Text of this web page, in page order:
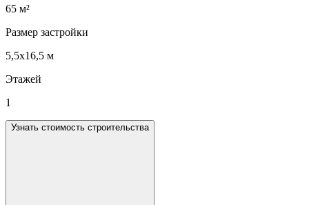
65 м²
Размер застройки
5,5х16,5 м
Этажей
1
Узнать стоимость строительства